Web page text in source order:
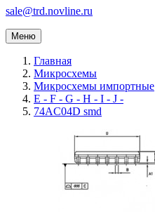
sale@trd.novline.ru
Меню
Главная
Микросхемы
Микросхемы импортные
E - F - G - H - I - J -
74AC04D smd